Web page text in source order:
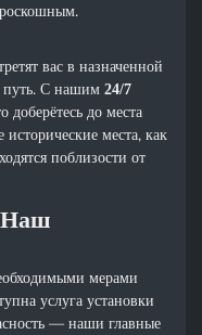
роскошным.
вас в назначенной
путь. С нашим24/7
до места
исторические места, как
поблизости от
Наш
мерами
услуга установки
— наши главные